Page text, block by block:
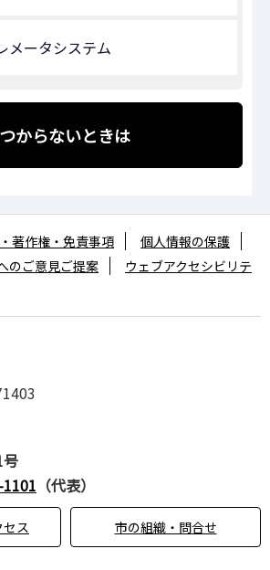
メータシステム
からないときは
（代表）
ス 市の組織・問合せ
著作権・免責事項
個人情報の保護
のご意見ご提案
ウェブアクセシビリテ